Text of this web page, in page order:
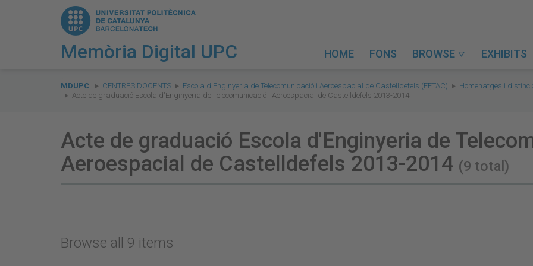
Memòria Digital UPC HOME FONS BROWSE  EXHIBITS
are
here:
MDUPC CENTRES DOCENTS Escola d'Enginyeria de Telecomunicació i Aeroespacial de Castelldefels (EETAC)
Homenatges i
Acte de graduació Escola d'Enginyeria de Telecomunicació i Aeroespacial de Castelldefels 2013-2014
Acte de graduació Escola d'Enginyeria de
Aeroespacial de Castelldefels 2013-2014 (9 total)
Browse all 9 items